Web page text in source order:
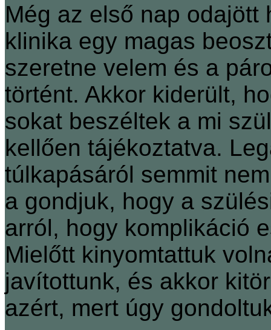
Még az első nap odajött
klinika egy magas
szeretne velem és a
történt. Akkor kiderült,
sokat beszéltek a mi
kellően tájékoztatva.
túlkapásáról semmit
a gondjuk, hogy a
arról, hogy komplikáció
Mielőtt kinyomtattuk
javítottunk, és akkor
azért, mert úgy